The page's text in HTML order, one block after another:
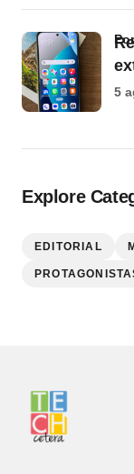
5
Explore
EDITORIAL